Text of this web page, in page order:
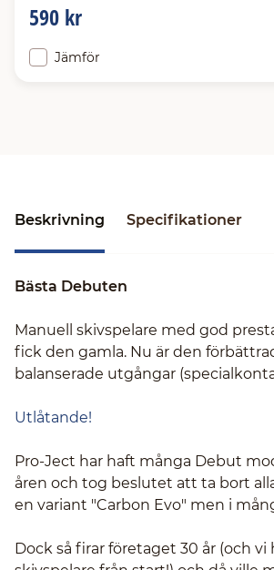
590 kr
Jämför
Beskrivning Specifikationer
Bästa Debuten
Manuell skivspelare med god
fick den gamla. Nu är den
balanserade utgångar
Utlåtande!
Pro-Ject har haft många Debut
åren och tog beslutet att ta bort
en variant "Carbon Evo" men i
Dock så firar företaget 30 år (och vi